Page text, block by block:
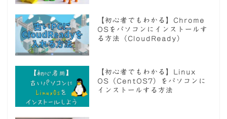
【初心者でもわかる】Chrome
OSをパソコンにインストールす
る方法（CloudReady）
【初心者でもわかる】Linux
OS（CentOS7）をパソコンに
インストールする方法